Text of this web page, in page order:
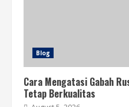
Blog
Cara Mengatasi Gabah
Tetap Berkualitas